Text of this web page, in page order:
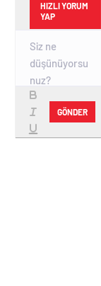
HIZLI YORUM
YAP
GÖNDER